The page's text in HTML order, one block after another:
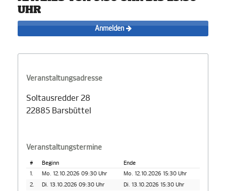
UHR
Anmelden
Veranstaltungsadresse
Soltausredder 28
22885 Barsbüttel
Veranstaltungstermine
# Beginn
Ende
1.
Mo. 12.10.2026 09:30 Uhr
Mo. 12.10.2026 15:30 Uhr
2.
Di. 13.10.2026 09:30 Uhr
Di. 13.10.2026 15:30 Uhr